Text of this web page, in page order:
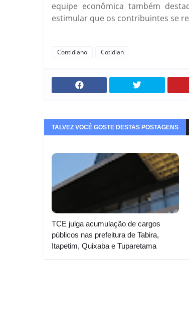
equipe econômica também
estimular que os contribuintes se
Contidiano Cotidian
TALVEZ VOCÊ GOSTE DESTAS POSTAGENS
TCE julga acumulação de cargos
públicos nas prefeitura de Tabira,
Itapetim, Quixaba e Tuparetama